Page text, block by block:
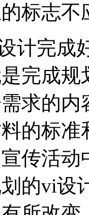
标志不
计完成
完成规
求的内
的标
传活动
的vi设